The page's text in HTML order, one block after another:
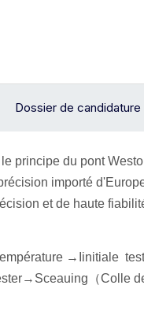
Dossier de candidature
principe du pont
importé
et de haute
→ initiale test
→Sceauing （Colle